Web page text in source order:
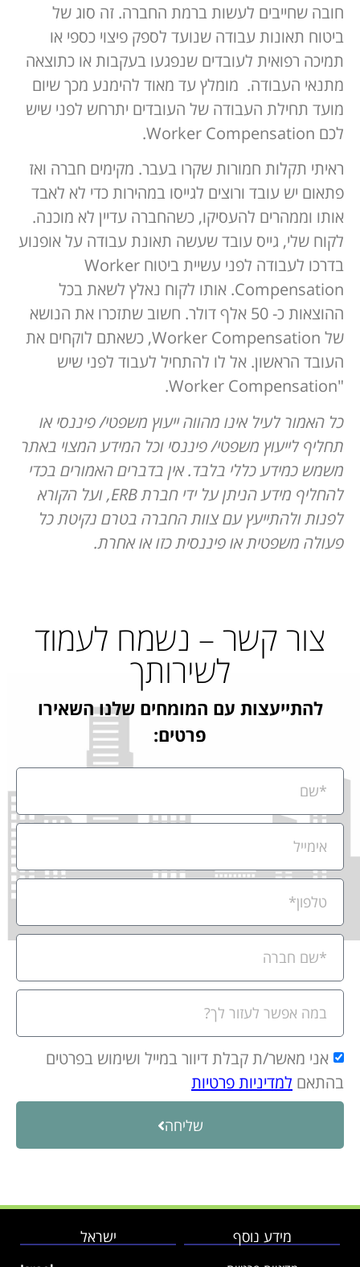
חובה שחייבים לעשות ברמת החברה. זה סוג של
ביטוח תאונות עבודה שנועד לספק פיצוי כספי או
תמיכה רפואית לעובדים שנפגעו בעקבות או כתוצאה
מתנאי העבודה. מומלץ עד מאוד להימנע מכך שיום
מועד תחילת העבודה של העובדים יתרחש לפני שיש
לכם Worker Compensation.
ראיתי תקלות חמורות שקרו בעבר. מקימים חברה ואז
פתאום יש עובד ורוצים לגייסו במהירות כדי לא לאבד
אותו וממהרים להעסיקו, כשהחברה עדיין לא מוכנה.
לקוח שלי, גייס עובד שעשה תאונת עבודה על אופנוע
בדרכו לעבודה לפני עשיית ביטוח Worker
Compensation. אותו לקוח נאלץ לשאת בכל
ההוצאות כ- 50 אלף דולר. חשוב שתזכרו את הנושא
של Worker Compensation, כשאתם לוקחים את
העובד הראשון. אל לו להתחיל לעבוד לפני שיש
"Worker Compensation.
כל האמור לעיל אינו מהווה ייעוץ משפטי/ פיננסי או
תחליף לייעוץ משפטי/ פיננסי וכל המידע המצוי באתר
משמש כמידע כללי בלבד. אין בדברים האמורים בכדי
להחליף מידע הניתן על ידי חברת ERB, ועל הקורא
לפנות ולהתייעץ עם צוות החברה בטרם נקיטת כל
פעולה משפטית או פיננסית כזו או אחרת.
צור קשר – נשמח לעמוד
לשירותך
להתייעצות עם המומחים שלנו השאירו
פרטים:
אני מאשר/ת קבלת דיוור במייל ושימוש בפרטים
בהתאם למדיניות פרטיות
שליחה
מידע נוסף ישראל